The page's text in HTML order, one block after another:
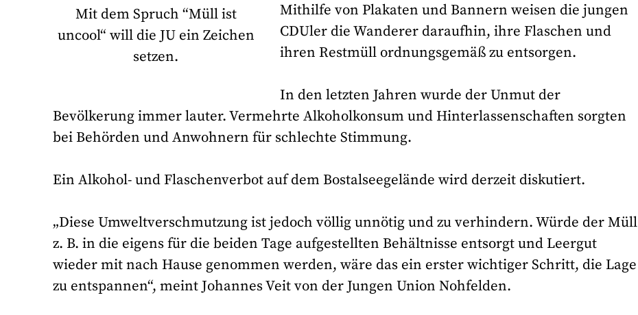
Mit dem Spruch “Müll ist
uncool“ will die JU ein Zeichen
setzen.
Mithilfe von Plakaten und Bannern weisen die jungen
CDUler die Wanderer daraufhin, ihre Flaschen und
ihren Restmüll ordnungsgemäß zu entsorgen.
In den letzten Jahren wurde der Unmut der
Bevölkerung immer lauter. Vermehrte Alkoholkonsum und Hinterlassenschaften sorgten
bei Behörden und Anwohnern für schlechte Stimmung.
Ein Alkohol- und Flaschenverbot auf dem Bostalseegelände wird derzeit diskutiert.
„Diese Umweltverschmutzung ist jedoch völlig unnötig und zu verhindern. Würde der Müll
z. B. in die eigens für die beiden Tage aufgestellten Behältnisse entsorgt und Leergut
wieder mit nach Hause genommen werden, wäre das ein erster wichtiger Schritt, die Lage
zu entspannen“, meint Johannes Veit von der Jungen Union Nohfelden.